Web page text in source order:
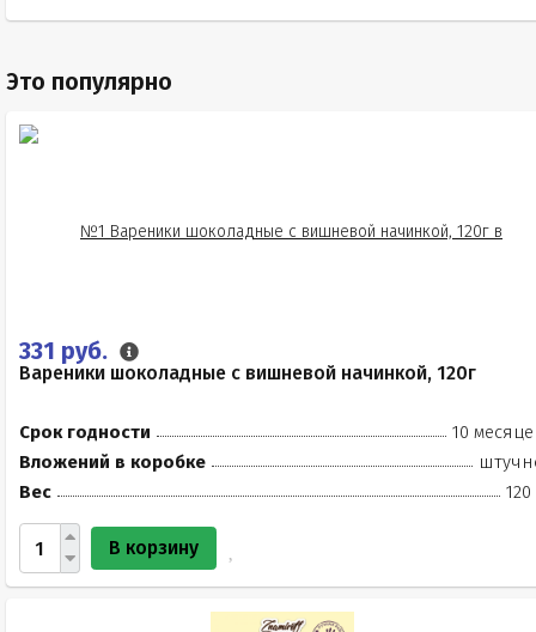
Это популярно
331 руб.
Вареники шоколадные с вишневой начинкой, 120г
Срок годности
10
Вложений в коробке
Вес
120
В корзину